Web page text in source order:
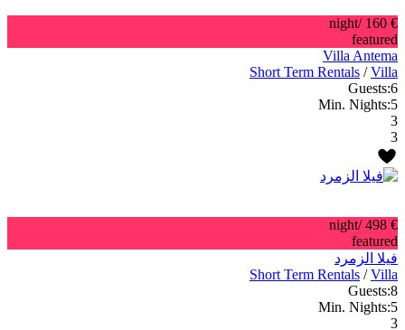
€ 160
/night
featured
Villa Antema
Short Term Rentals /Villa
Guests:6
Min. Nights:5
3
3
€ 498
/night
featured
فيلا الزمرد
Short Term Rentals /Villa
Guests:8
Min. Nights:5
3